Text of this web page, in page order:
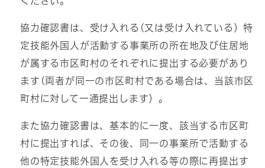
協力確認書は、受け入れる(又は受け入れている）特
定技能外国人が活動する事業所の所在地及び住居地
が属する市区町村のそれぞれに提出する必要があり
ます(両者が同一の市区町村である場合は、当該市区
町村に対して一通提出します）。
また協力確認書は、基本的に一度、該当する市区町
村に提出すれば、その後、同一の事業所で活動する
他の特定技能外国人を受け入れる等の際に再提出す